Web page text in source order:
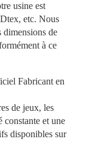
usine est
etc. Nous
dimensions de
à ce
Fabricant en
de jeux, les
constante et une
disponibles sur